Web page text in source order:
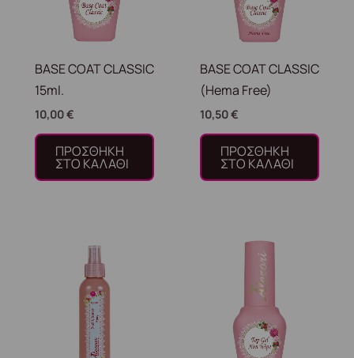
BASE COAT CLASSIC
15ml.
10,00€
ΠΡΟΣΘΉΚΗ
ΣΤΟ ΚΑΛΆΘΙ
BASE COAT CLASSIC
(Hema Free)
10,50€
ΠΡΟΣΘΉΚΗ
ΣΤΟ ΚΑΛΆΘΙ